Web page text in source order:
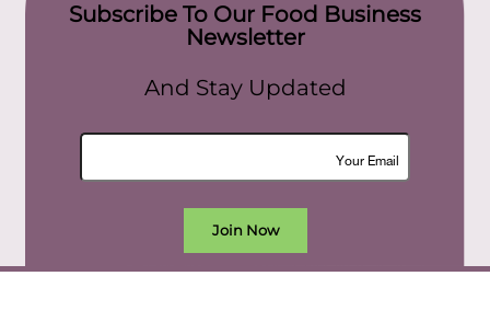
Subscribe To Our Food Business
Newsletter
And Stay Updated
Join Now